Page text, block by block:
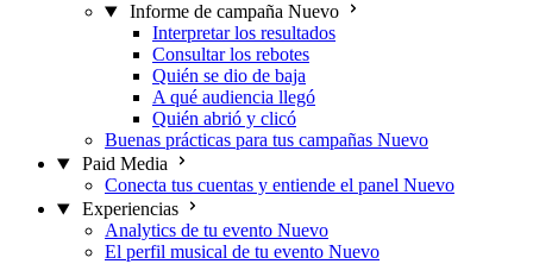
Informe de campaña Nuevo
Interpretar los resultados
Consultar los rebotes
Quién se dio de baja
A qué audiencia llegó
Quién abrió y clicó
Buenas prácticas para tus campañas Nuevo
Paid Media
Conecta tus cuentas y entiende el panel Nuevo
Experiencias
Analytics de tu evento Nuevo
El perfil musical de tu evento Nuevo